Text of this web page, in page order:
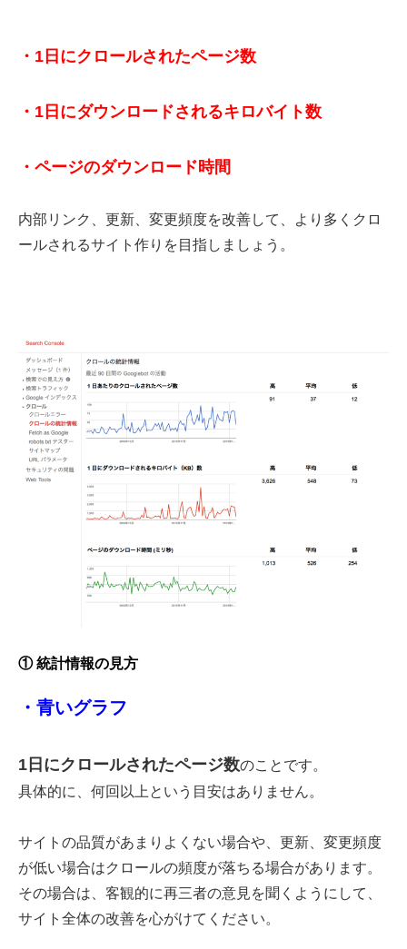
・1日にクロールされたページ数
・1日にダウンロードされるキロバイト数
・ページのダウンロード時間
内部リンク、更新、変更頻度を改善して、より多くクロ
ールされるサイト作りを目指しましょう。
① 統計情報の見方
・青いグラフ
1日にクロールされたページ数のことです。
具体的に、何回以上という目安はありません。
サイトの品質があまりよくない場合や、更新、変更頻度
が低い場合はクロールの頻度が落ちる場合があります。
その場合は、客観的に再三者の意見を聞くようにして、
サイト全体の改善を心がけてください。